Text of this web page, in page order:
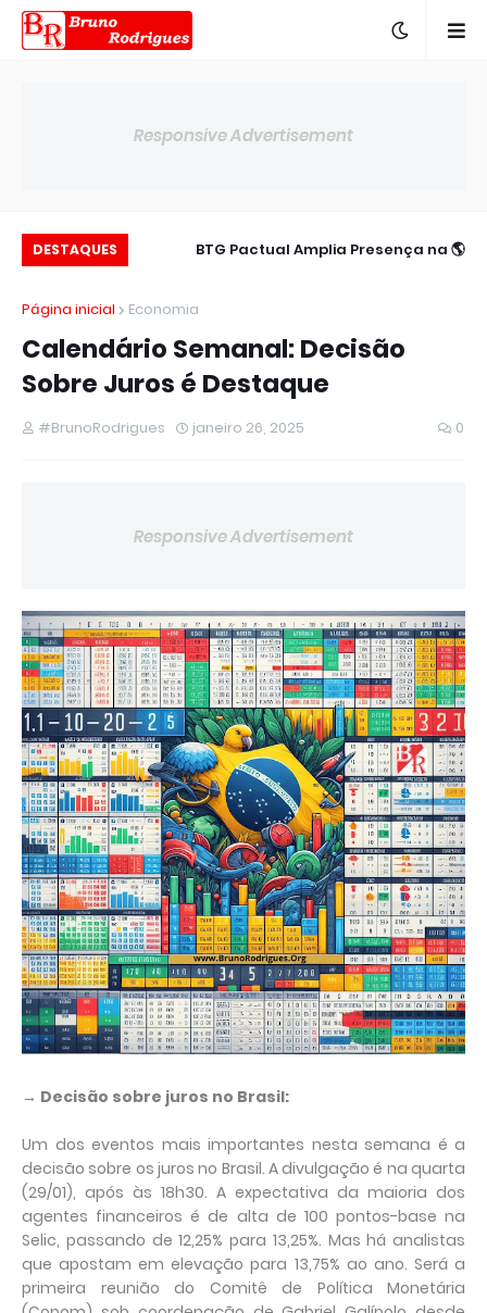
Responsive Advertisement
DESTAQUES
🌎 BTG Pactual Amplia Presença na
para 14,00% ao
Página inicial
Economia
Calendário Semanal: Decisão
Sobre Juros é Destaque
#BrunoRodrigues janeiro 26, 2025 0
Responsive Advertisement
→ Decisão sobre juros no Brasil:
Um dos eventos mais importantes nesta semana é a
decisão sobre os juros no Brasil. A divulgação é na quarta
(29/01), após às 18h30. A expectativa da maioria dos
agentes financeiros é de alta de 100 pontos-base na
Selic, passando de 12,25% para 13,25%. Mas há analistas
que apostam em elevação para 13,75% ao ano. Será a
primeira reunião do Comitê de Política Monetária